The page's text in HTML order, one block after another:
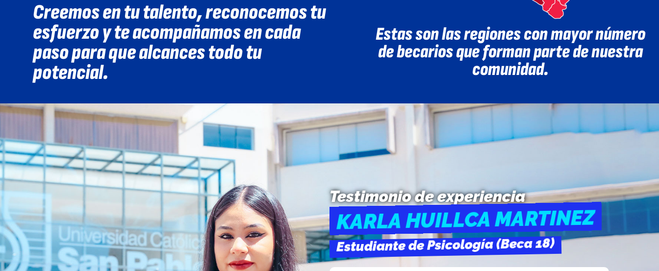
Creemos en tu talento, reconocemos tu
esfuerzo y te acompañamos en cada
paso para que alcances todo tu
potencial.
Estas son las regiones con mayor número
de becarios que forman parte de nuestra
comunidad.
Testimonio de experiencia
KARLA HUILLCA MARTINEZ
Estudiante de Psicología (Beca 18)